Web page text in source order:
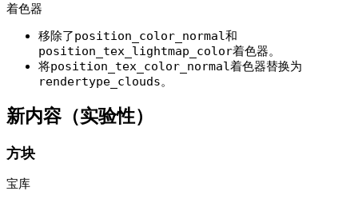
着色器
移除了position_color_normal和
position_tex_lightmap_color着色器。
将position_tex_color_normal着色器替换为
rendertype_clouds。
新内容（实验性）
方块
宝库